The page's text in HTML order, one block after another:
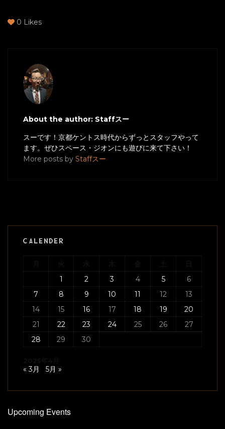
0 Likes
About the author: Staffスー
スーです！京都ケントス時代からずっとスタッフやって
ます。ぜひスペース・ジオンにも遊びに来て下さい！
More posts by Staffスー
CALENDER
1
2 3 4 5
6
7
8 9 10 11 12
13
14
15 16 17 18 19
20
21
22 23 24 25 26
27
28
29 30
« 3月 5月 »
Upcoming Events